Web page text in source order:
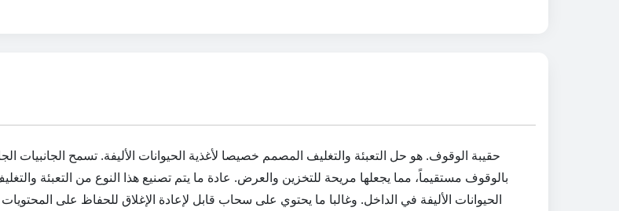
بالوقوف مستقيماً، مما يجعلها مريحة للتخزين والعرض. عادة ما يتم تصنيع هذا النوع من التعبئة
الحيوانات الأليفة في الداخل. وغالبا ما يحتوي على سحاب قابل لإعادة الإغلاق للحفاظ على